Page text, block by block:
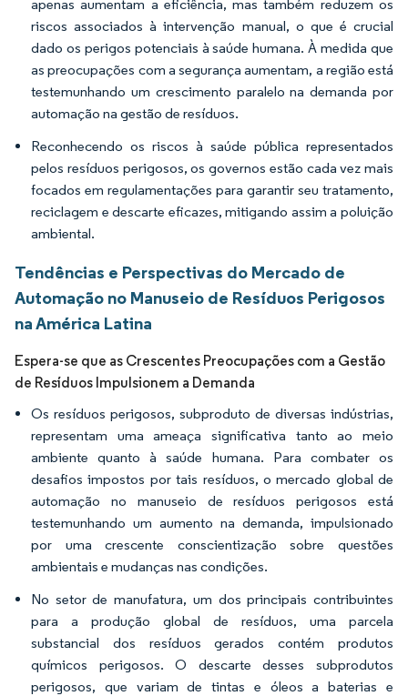
apenas aumentam a eficiência, mas também reduzem os
riscos associados à intervenção manual, o que é crucial
dado os perigos potenciais à saúde humana. À medida que
as preocupações com a segurança aumentam, a região está
testemunhando um crescimento paralelo na demanda por
automação na gestão de resíduos.
Reconhecendo os riscos à saúde pública representados
pelos resíduos perigosos, os governos estão cada vez mais
focados em regulamentações para garantir seu tratamento,
reciclagem e descarte eficazes, mitigando assim a poluição
ambiental.
Tendências e Perspectivas do Mercado de
Automação no Manuseio de Resíduos Perigosos
na América Latina
Espera-se que as Crescentes Preocupações com a Gestão
de Resíduos Impulsionem a Demanda
Os resíduos perigosos, subproduto de diversas indústrias,
representam uma ameaça significativa tanto ao meio
ambiente quanto à saúde humana. Para combater os
desafios impostos por tais resíduos, o mercado global de
automação no manuseio de resíduos perigosos está
testemunhando um aumento na demanda, impulsionado
por uma crescente conscientização sobre questões
ambientais e mudanças nas condições.
No setor de manufatura, um dos principais contribuintes
para a produção global de resíduos, uma parcela
substancial dos resíduos gerados contém produtos
químicos perigosos. O descarte desses subprodutos
perigosos, que variam de tintas e óleos a baterias e